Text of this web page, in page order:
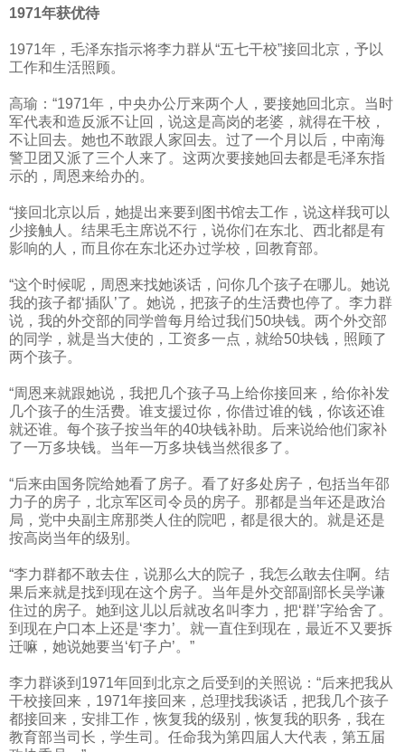
1971年获优待
1971年，毛泽东指示将李力群从“五七干校”接回北京，予以
工作和生活照顾。
高瑜：“1971年，中央办公厅来两个人，要接她回北京。当时
军代表和造反派不让回，说这是高岗的老婆，就得在干校，
不让回去。她也不敢跟人家回去。过了一个月以后，中南海
警卫团又派了三个人来了。这两次要接她回去都是毛泽东指
示的，周恩来给办的。
“接回北京以后，她提出来要到图书馆去工作，说这样我可以
少接触人。结果毛主席说不行，说你们在东北、西北都是有
影响的人，而且你在东北还办过学校，回教育部。
“这个时候呢，周恩来找她谈话，问你几个孩子在哪儿。她说
我的孩子都‘插队’了。她说，把孩子的生活费也停了。李力群
说，我的外交部的同学曾每月给过我们50块钱。两个外交部
的同学，就是当大使的，工资多一点，就给50块钱，照顾了
两个孩子。
“周恩来就跟她说，我把几个孩子马上给你接回来，给你补发
几个孩子的生活费。谁支援过你，你借过谁的钱，你该还谁
就还谁。每个孩子按当年的40块钱补助。后来说给他们家补
了一万多块钱。当年一万多块钱当然很多了。
“后来由国务院给她看了房子。看了好多处房子，包括当年邵
力子的房子，北京军区司令员的房子。那都是当年还是政治
局，党中央副主席那类人住的院吧，都是很大的。就是还是
按高岗当年的级别。
“李力群都不敢去住，说那么大的院子，我怎么敢去住啊。结
果后来就是找到现在这个房子。当年是外交部副部长吴学谦
住过的房子。她到这儿以后就改名叫李力，把‘群’字给舍了。
到现在户口本上还是‘李力’。就一直住到现在，最近不又要拆
迁嘛，她说她要当‘钉子户’。”
李力群谈到 1971年回到北京之后受到的关照说：“后来把我从
干校接回来， 1971年接回来，总理找我谈话，把我几个孩子
都接回来，安排工作，恢复我的级别，恢复我的职务，我在
教育部当司长，学生司。任命我为第四届人大代表，第五届